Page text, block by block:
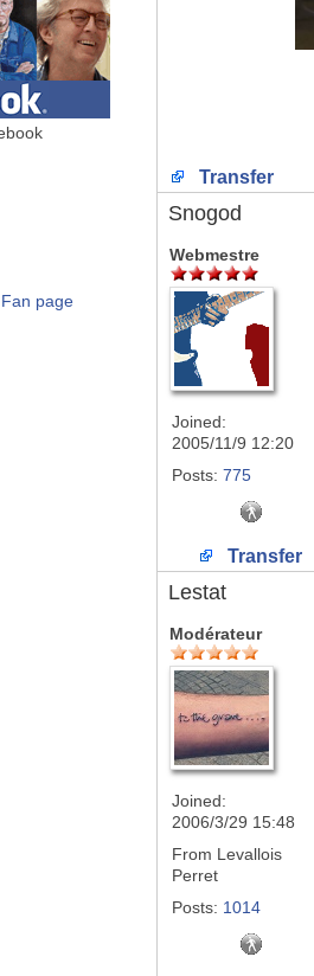
page
Transfer
Snogod
Webmestre
Joined:
2005/11/9 12:20
Posts: 775
Transfer
Lestat
Modérateur
Joined:
2006/3/29 15:48
From Levallois
Perret
Posts: 1014